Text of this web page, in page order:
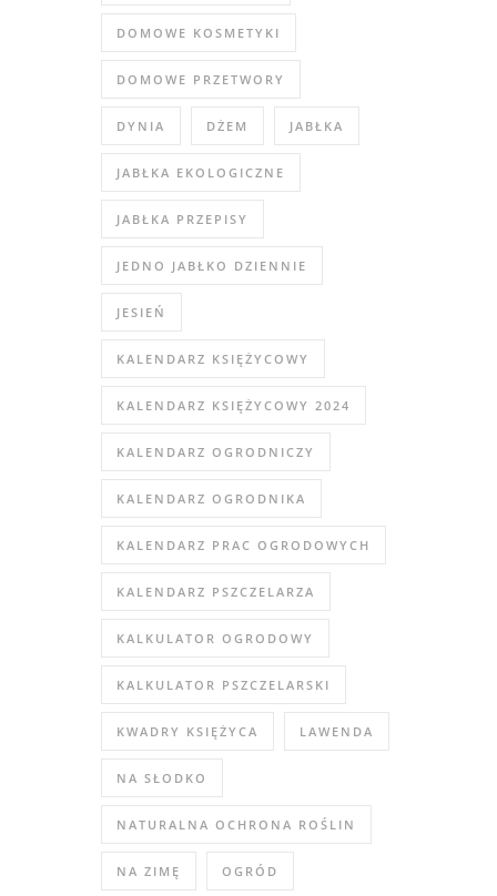
DOMOWE KOSMETYKI
DOMOWE PRZETWORY
DYNIA DŻEM JABŁKA
JABŁKA EKOLOGICZNE
JABŁKA PRZEPISY
JEDNO JABŁKO DZIENNIE
JESIEŃ
KALENDARZ KSIĘŻYCOWY
KALENDARZ KSIĘŻYCOWY 2024
KALENDARZ OGRODNICZY
KALENDARZ OGRODNIKA
KALENDARZ PRAC OGRODOWYCH
KALENDARZ PSZCZELARZA
KALKULATOR OGRODOWY
KALKULATOR PSZCZELARSKI
KWADRY KSIĘŻYCA LAWENDA
NA SŁODKO
NATURALNA OCHRONA ROŚLIN
NA ZIMĘ OGRÓD